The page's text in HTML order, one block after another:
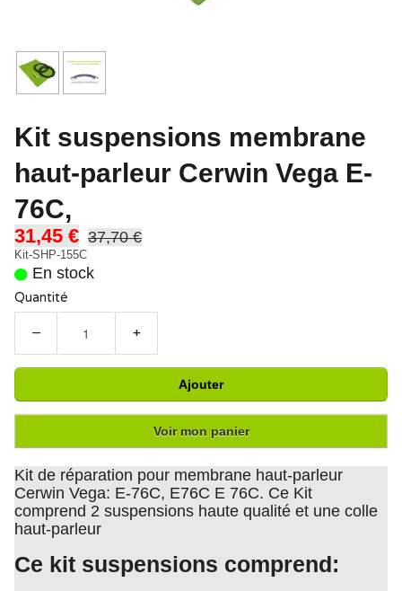
Kit suspensions membrane
haut-parleur Cerwin Vega E-
76C,
31,45 € 37,70 €
Kit-SHP-155C
En stock
Quantité
− +
Ajouter
Voir mon panier
Kit de réparation pour membrane haut-parleur
Cerwin Vega: E-76C, E76C E 76C. Ce Kit
comprend 2 suspensions haute qualité et une colle
haut-parleur
Ce kit suspensions comprend: